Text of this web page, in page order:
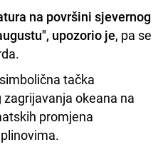
na površini sjevernog
upozorio je, pa se
tačka
okeana na
promjena